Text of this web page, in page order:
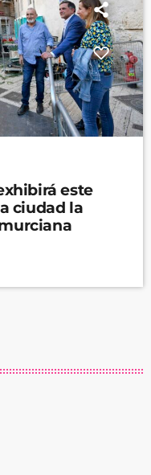
este
ciudad la